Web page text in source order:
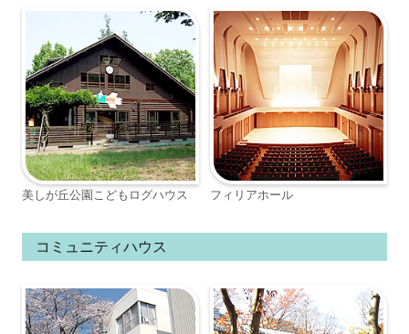
美しが丘公園こどもログハウス フィリアホール
コミュニティハウス